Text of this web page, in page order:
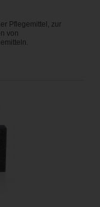
Pflegemittel, zur
von